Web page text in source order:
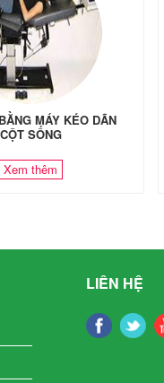
MÁY KÉO DÃN
CỘT SỐNG
Xem thêm
LIÊN HỆ